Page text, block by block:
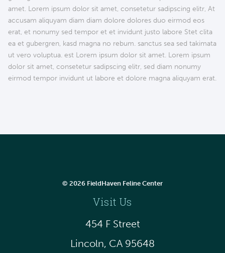
amet. Lorem ipsum dolor sit amet, consetetur sadipscing elitr, At
accusam aliquyam diam diam dolore dolores duo eirmod eos
erat, et nonumy sed tempor et et invidunt justo labore Stet clita
ea et gubergren, kasd magna no rebum. sanctus sea sed takimata
ut vero voluptua. est Lorem ipsum dolor sit amet. Lorem ipsum
dolor sit amet, consetetur sadipscing elitr, sed diam nonumy
eirmod tempor invidunt ut labore et dolore magna aliquyam erat.
© 2026 FieldHaven Feline Center
Visit Us
454 F Street
Lincoln, CA 95648